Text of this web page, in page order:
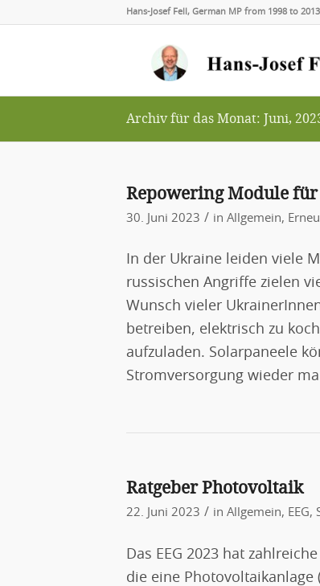
Hans-Josef Fell, German MP from 1998 to
Archiv für das Monat: Juni,
Repowering Module
30. Juni 2023 / in Allgemein,
In der Ukraine leiden viele
russischen Angriffe zielen
Wunsch vieler
betreiben, elektrisch zu
aufzuladen. Solarpaneele
Stromversorgung wieder
Ratgeber Photovoltaik
22. Juni 2023 / in Allgemein, EEG,
Das EEG 2023 hat
die eine